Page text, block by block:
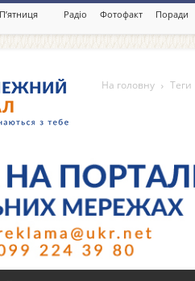
Радіо Фотофакт Поради
На головну Теги